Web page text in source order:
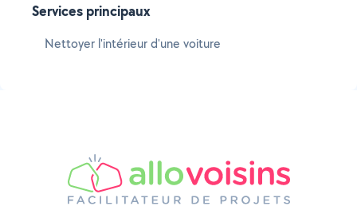
Services principaux
Nettoyer l'intérieur d'une voiture